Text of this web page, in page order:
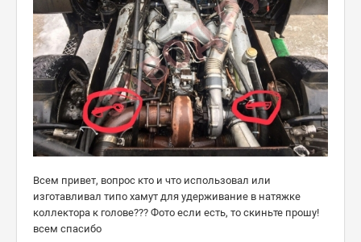
Всем привет, вопрос кто и что использовал или
изготавливал типо хамут для удерживание в натяжке
коллектора к голове??? Фото если есть, то скиньте прошу!
всем спасибо